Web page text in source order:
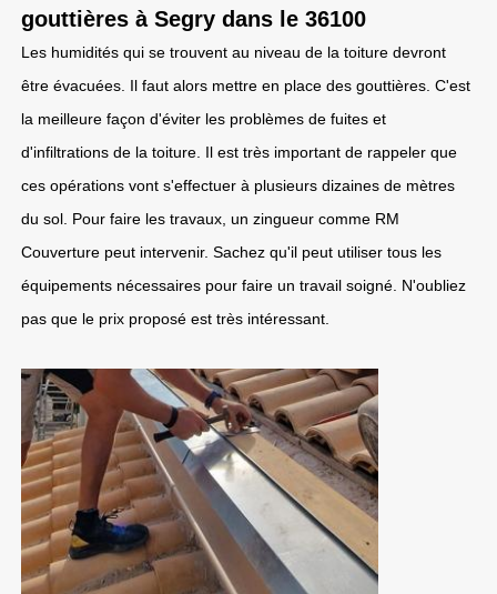
gouttières à Segry dans le 36100
Les humidités qui se trouvent au niveau de la toiture devront
être évacuées. Il faut alors mettre en place des gouttières. C'est
la meilleure façon d'éviter les problèmes de fuites et
d'infiltrations de la toiture. Il est très important de rappeler que
ces opérations vont s'effectuer à plusieurs dizaines de mètres
du sol. Pour faire les travaux, un zingueur comme RM
Couverture peut intervenir. Sachez qu'il peut utiliser tous les
équipements nécessaires pour faire un travail soigné. N'oubliez
pas que le prix proposé est très intéressant.